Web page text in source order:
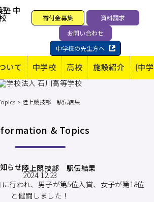
寄付金募集
資料請求
お問い合わせ
中学校の先生方へ
いて 中学校 高校 施設紹介 (中
陸上競技部 駅伝結果
& Topics
陸上競技部 駅伝結果
2024.12.23
行われ、男子が第5位入賞、女子が第18位
と健闘しました！